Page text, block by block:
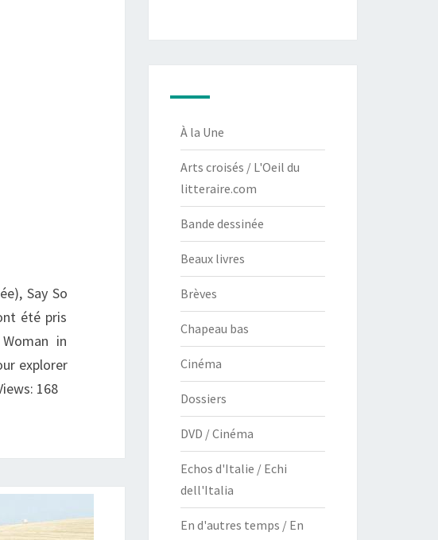
Say So
été pris
in
explorer
168
À la Une
Arts croisés / L'Oeil du
litteraire.com
Bande dessinée
Beaux livres
Brèves
Chapeau bas
Cinéma
Dossiers
DVD / Cinéma
Echos d'Italie / Echi
dell'Italia
En d'autres temps / En